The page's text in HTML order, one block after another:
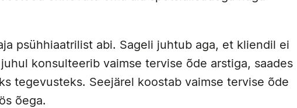
psühhiaatrilist abi. Sageli juhtub aga, et kliendil ei
konsulteerib vaimse tervise õde arstiga, saades
tegevusteks. Seejärel koostab vaimse tervise õde
õega.